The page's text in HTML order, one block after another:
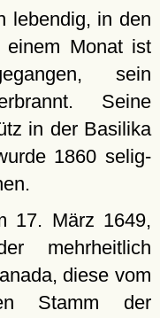
lebendig, in den
einem Monat ist
sein
Seine
in der Basilika
1860 selig-
17. März 1649,
mehrheitlich
diese vom
Stamm der